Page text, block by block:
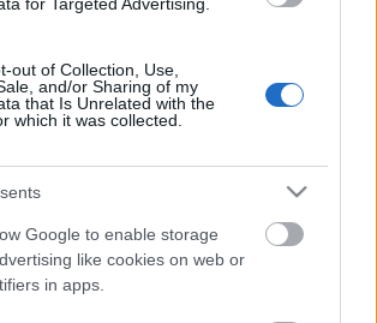
for Targeted Advertising.
out of Collection, Use,
and/or Sharing of my
that Is Unrelated with the
which it was collected.
Google to enable storage
like cookies on web or
in apps.
El periodo normal de recuperación de
para los dos últimos encuentros del
Díaz fue una de las revelaciones de la
en Comunio, sumando 184 puntos. Este
jugadores rentables tras la jornada 36
La jornada 36 nos dejó grandes